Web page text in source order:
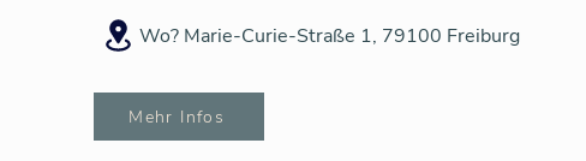
Wo? Marie-Curie-Straße 1, 79100 Freiburg
Mehr Infos